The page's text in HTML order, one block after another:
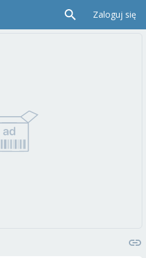
Zaloguj się